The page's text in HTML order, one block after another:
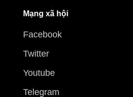
Mạng xã hội
Facebook
Twitter
Youtube
Telegram